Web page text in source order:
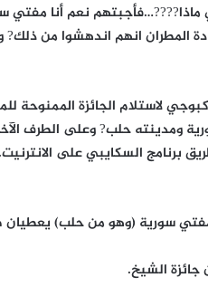
ماذا????…فأجبتهم نعم أنا
المطران انهم اندهشوا من
لاستلام الجائزة
ومدينته حلب? وعلى الطرف
برنامج السكايبي على الانترنيت.
سورية (وهو من حلب) يعطيان
الشيخ.